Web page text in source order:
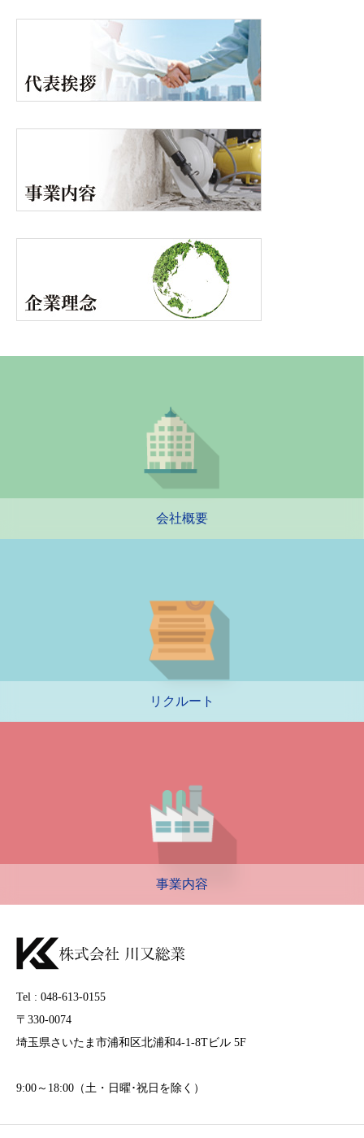
会社概要
リクルート
事業内容
Tel : 048-613-0155
〒330-0074
埼玉県さいたま市浦和区北浦和4-1-8Tビル 5F
9:00～18:00（土・日曜･祝日を除く）